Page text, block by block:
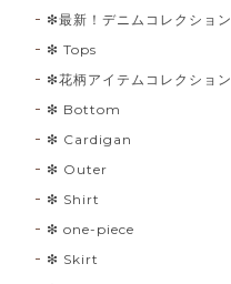
❇︎最新！デニムコレクション
❇︎ Tops
❇︎花柄アイテムコレクション
❇︎ Bottom
❇︎ Cardigan
❇︎ Outer
❇︎ Shirt
❇︎ one-piece
❇︎ Skirt